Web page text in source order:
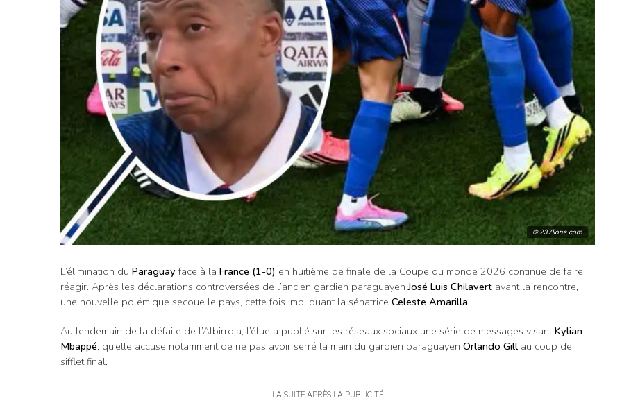
© 237lions.com
L’élimination du Paraguay face à la France (1-0) en huitième de finale de la Coupe du monde 2026 continue de faire
réagir. Après les déclarations controversées de l’ancien gardien paraguayenJosé Luis Chilavert avant la rencontre,
une nouvelle polémique secoue le pays, cette fois impliquant la sénatrice Celeste Amarilla.
Au lendemain de la défaite de l’Albirroja, l’élue a publié sur les réseaux sociaux une série de messages visantKylian
Mbappé, qu’elle accuse notamment de ne pas avoir serré la main du gardien paraguayen Orlando Gill au coup de
sifflet final.
LA SUITE APRÈS LA PUBLICITÉ